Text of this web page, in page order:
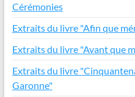
Cérémonies
Extraits du livre "Afin que
Extraits du livre "Avant que
Extraits du livre
Garonne"